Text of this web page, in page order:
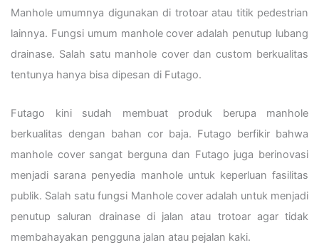
Manhole umumnya digunakan di trotoar atau titik pedestrian
lainnya. Fungsi umum manhole cover adalah penutup lubang
drainase. Salah satu manhole cover dan custom berkualitas
tentunya hanya bisa dipesan di Futago.
Futago kini sudah membuat produk berupa manhole
berkualitas dengan bahan cor baja. Futago berfikir bahwa
manhole cover sangat berguna dan Futago juga berinovasi
menjadi sarana penyedia manhole untuk keperluan fasilitas
publik. Salah satu fungsi Manhole cover adalah untuk menjadi
penutup saluran drainase di jalan atau trotoar agar tidak
membahayakan pengguna jalan atau pejalan kaki.